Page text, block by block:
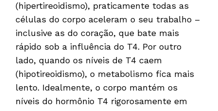
(hipertireoidismo), praticamente todas as
células do corpo aceleram o seu trabalho –
inclusive as do coração, que bate mais
rápido sob a influência do T4. Por outro
lado, quando os níveis de T4 caem
(hipotireoidismo), o metabolismo fica mais
lento. Idealmente, o corpo mantém os
níveis do hormônio T4 rigorosamente em